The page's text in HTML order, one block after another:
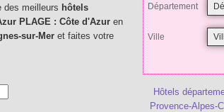
des meilleurs hôtels
PLAGE : Côte d'Azur en
sur-Mer et faites votre
Département
Ville
Hôtels
Provence-Alpes-